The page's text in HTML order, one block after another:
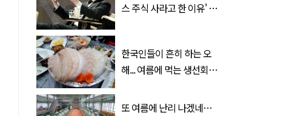
스 주식 사라고 한 이유' 글
한국인들이 흔히 하는 오
해... 여름에 먹는 생선회가
또 여름에 난리 나겠네…